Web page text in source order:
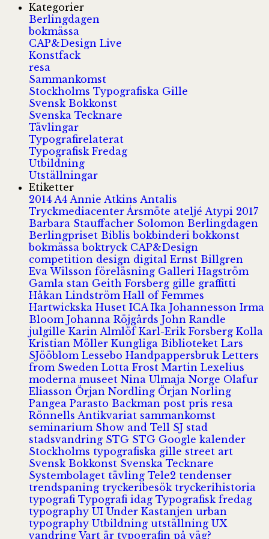
Kategorier
Berlingdagen
bokmässa
CAP&Design Live
Konstfack
resa
Sammankomst
Stockholms Typografiska Gille
Svensk Bokkonst
Svenska Tecknare
Tävlingar
Typografirelaterat
Typografisk Fredag
Utbildning
Utställningar
Etiketter
2014 A4 Annie Atkins Antalis
Tryckmediacenter Årsmöte ateljé Atypi 2017
Barbara Stauffacher Solomon Berlingdagen
Berlingpriset Biblisbokbinderibokkonst
bokmässaboktryck CAP&Design
competition design digital Ernst Billgren
Eva Wilsson föreläsning Galleri Hagström
Gamla stan Geith Forsberg gille graffitti
Håkan Lindström Hall of Femmes
Hartwickska Huset ICA Ika Johannesson Irma
Bloom Johanna Röjgårds John Randle
julgille Karin Almlöf Karl-Erik Forsberg Kolla
Kristian Möller Kungliga Biblioteket Lars
SJööblom Lessebo Handpappersbruk Letters
from Sweden Lotta Frost Martin Lexelius
moderna museet Nina Ulmaja Norge Olafur
Eliasson Örjan Nordling Örjan Norling
Pangea Parasto Backman post pris resa
Rönnells Antikvariat sammankomst
seminarium Show and Tell SJ stad
stadsvandring STG STG Google kalender
Stockholms typografiska gille street art
Svensk Bokkonst Svenska Tecknare
Systembolaget tävling Tele2 tendenser
trendspaning tryckeribesök tryckerihistoria
typografi Typografi idag Typografisk fredag
typography UI Under Kastanjen urban
typography Utbildning utställning UX
vandring Vart är typografin på väg?